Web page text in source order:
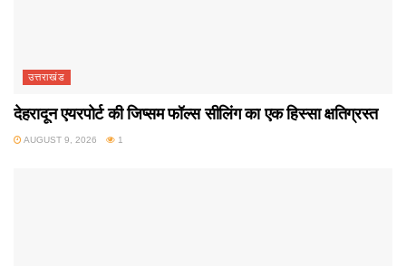
उत्तराखंड
देहरादून एयरपोर्ट की जिप्सम फॉल्स सीलिंग का एक हिस्सा क्षतिग्रस्त
AUGUST 9, 2026 1